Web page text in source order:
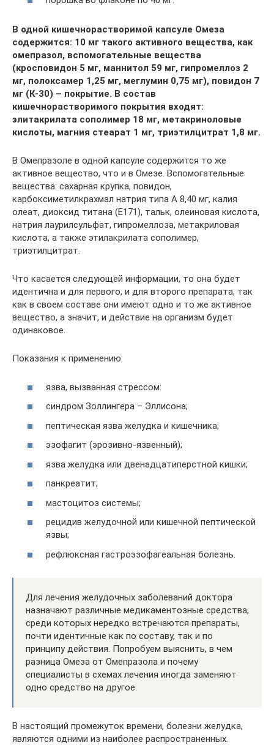
В одной кишечнорастворимой капсуле Омеза
содержится: 10 мг такого активного вещества, как
омепразол, вспомогательные вещества
(кросповидон 5 мг, маннитол 59 мг, гипромеллоз 2
мг, полоксамер 1,25 мг, меглумин 0,75 мг), повидон 7
мг (К-30) – покрытие. В состав
кишечнорастворимого покрытия входят:
элитакрилата сополимер 18 мг, метакриноловые
кислоты, магния стеарат 1 мг, триэтилцитрат 1,8 мг.
В Омепразоле в одной капсуле содержится то же
активное вещество, что и в Омезе. Вспомогательные
вещества: сахарная крупка, повидон,
карбоксиметилкрахмал натрия типа А 8,40 мг, калия
олеат, диоксид титана (Е171), тальк, олеиновая кислота,
натрия лаурилсульфат, гипромеллоза, метакриловая
кислота, а также этилакрилата сополимер,
триэтилцитрат.
Что касается следующей информации, то она будет
идентична и для первого, и для второго препарата, так
как в своем составе они имеют одно и то же активное
вещество, а значит, и действие на организм будет
одинаковое.
Показания к применению:
язва, вызванная стрессом:
синдром Золлингера – Эллисона;
пептическая язва желудка и кишечника;
эзофагит (эрозивно-язвенный);
язва желудка или двенадцатиперстной кишки;
панкреатит;
мастоцитоз системы;
рецидив желудочной или кишечной пептической
язвы;
рефлюксная гастроэзофагеальная болезнь.
Для лечения желудочных заболеваний доктора
назначают различные медикаментозные средства,
среди которых нередко встречаются препараты,
почти идентичные как по составу, так и по
принципу действия. Попробуем выяснить, в чем
разница Омеза от Омепразола и почему
специалисты в схемах лечения иногда заменяют
одно средство на другое.
В настоящий промежуток времени, болезни желудка,
являются одними из наиболее распространенных.